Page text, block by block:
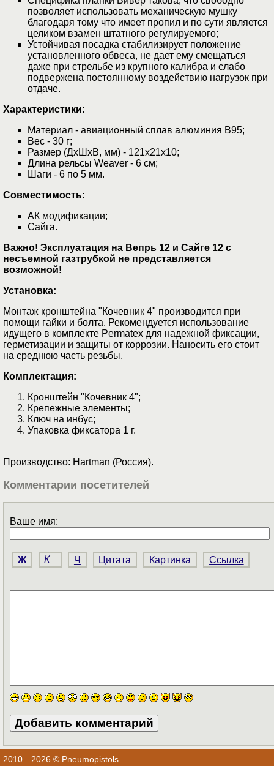
позволяет использовать механическую мушку
благодаря тому что имеет пропил и по сути является
целиком взамен штатного регулируемого;
Устойчивая посадка стабилизирует положение
установленного обвеса, не дает ему смещаться
даже при стрельбе из крупного калибра и слабо
подвержена постоянному воздействию нагрузок при
отдаче.
Характеристики:
Материал - авиационный сплав алюминия В95;
Вес - 30 г;
Размер (ДхШхВ, мм) - 121х21х10;
Длина рельсы Weaver - 6 см;
Шаги - 6 по 5 мм.
Совместимость:
АК модификации;
Сайга.
Важно! Эксплуатация на Вепрь 12 и Сайге 12 с
несъемной газтрубкой не представляется
возможной!
Установка:
Монтаж кронштейна "Кочевник 4" производится при
помощи гайки и болта. Рекомендуется использование
идущего в комплекте Permatex для надежной фиксации,
герметизации и защиты от коррозии. Наносить его стоит
на среднюю часть резьбы.
Комплектация:
Кронштейн "Кочевник 4";
Крепежные элементы;
Ключ на инбус;
Упаковка фиксатора 1 г.
Производство: Hartman (Россия).
Комментарии посетителей
Ваше имя:
Ж К Ч Цитата Картинка Ссылка
2010—2026 © Pneumopistols